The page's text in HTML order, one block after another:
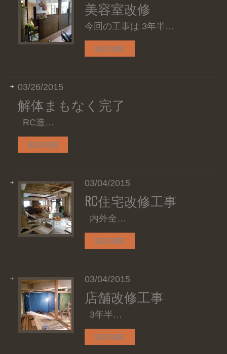
美容室改修
今回の工事は 3年半…
READ MORE
03/26/2015
解体まもなく完了
RC造…
READ MORE
03/04/2015
RC住宅改修工事
内外全…
READ MORE
03/04/2015
店舗改修工事
3年半…
READ MORE